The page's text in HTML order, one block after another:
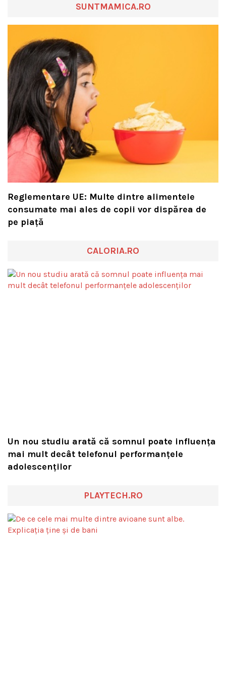
SUNTMAMICA.RO
Reglementare UE: Multe dintre alimentele
consumate mai ales de copii vor dispărea de
pe piață
CALORIA.RO
Un nou studiu arată că somnul poate influența
mai mult decât telefonul performanțele
adolescenților
PLAYTECH.RO